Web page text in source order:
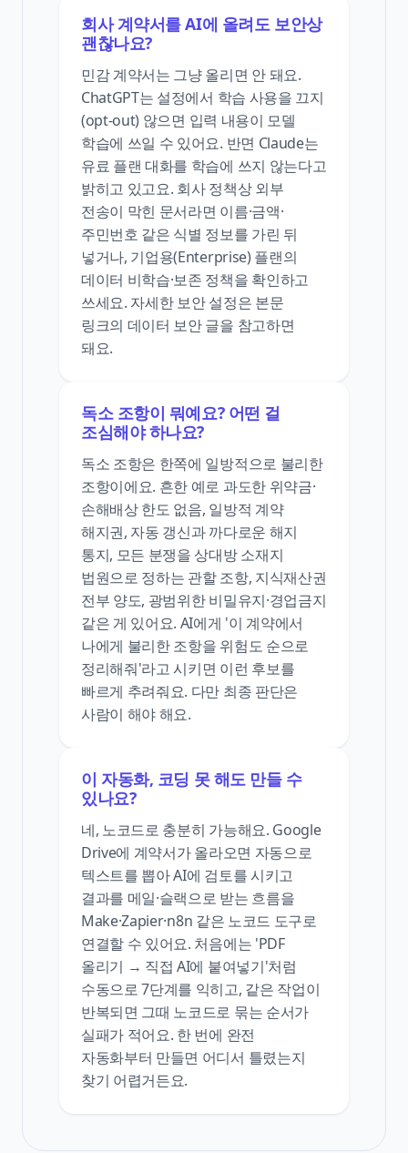
회사 계약서를 AI에 올려도 보안상
괜찮나요?
민감 계약서는 그냥 올리면 안 돼요.
ChatGPT는 설정에서 학습 사용을 끄지
(opt-out) 않으면 입력 내용이 모델
학습에 쓰일 수 있어요. 반면 Claude는
유료 플랜 대화를 학습에 쓰지 않는다고
밝히고 있고요. 회사 정책상 외부
전송이 막힌 문서라면 이름·금액·
주민번호 같은 식별 정보를 가린 뒤
넣거나, 기업용(Enterprise) 플랜의
데이터 비학습·보존 정책을 확인하고
쓰세요. 자세한 보안 설정은 본문
링크의 데이터 보안 글을 참고하면
돼요.
독소 조항이 뭐예요? 어떤 걸
조심해야 하나요?
독소 조항은 한쪽에 일방적으로 불리한
조항이에요. 흔한 예로 과도한 위약금·
손해배상 한도 없음, 일방적 계약
해지권, 자동 갱신과 까다로운 해지
통지, 모든 분쟁을 상대방 소재지
법원으로 정하는 관할 조항, 지식재산권
전부 양도, 광범위한 비밀유지·경업금지
같은 게 있어요. AI에게 '이 계약에서
나에게 불리한 조항을 위험도 순으로
정리해줘'라고 시키면 이런 후보를
빠르게 추려줘요. 다만 최종 판단은
사람이 해야 해요.
이 자동화, 코딩 못 해도 만들 수
있나요?
네, 노코드로 충분히 가능해요. Google
Drive에 계약서가 올라오면 자동으로
텍스트를 뽑아 AI에 검토를 시키고
결과를 메일·슬랙으로 받는 흐름을
Make·Zapier·n8n 같은 노코드 도구로
연결할 수 있어요. 처음에는 'PDF
올리기 → 직접 AI에 붙여넣기'처럼
수동으로 7단계를 익히고, 같은 작업이
반복되면 그때 노코드로 묶는 순서가
실패가 적어요. 한 번에 완전
자동화부터 만들면 어디서 틀렸는지
찾기 어렵거든요.